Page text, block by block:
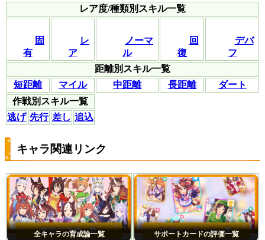
レア度/種類別スキル一覧
固
有
レ
ア
ノーマ
ル
回
復
デバ
フ
距離別スキル一覧
短距離
マイル 中距離 長距離
ダート
作戦別スキル一覧
逃げ 先行 差し 追込
キャラ関連リンク
全キャラの育成論一覧 サポートカードの評価一覧